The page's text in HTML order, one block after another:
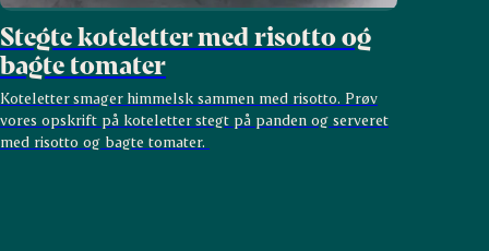
Stegte koteletter med risotto og
bagte tomater
Koteletter smager himmelsk sammen med risotto. Prøv
vores opskrift på koteletter stegt på panden og serveret
med risotto og bagte tomater.